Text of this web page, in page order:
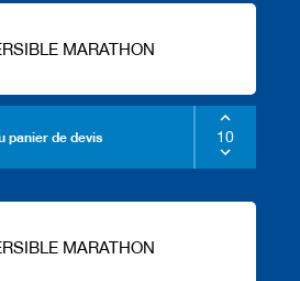
MARATHON
panier de devis
MARATHON